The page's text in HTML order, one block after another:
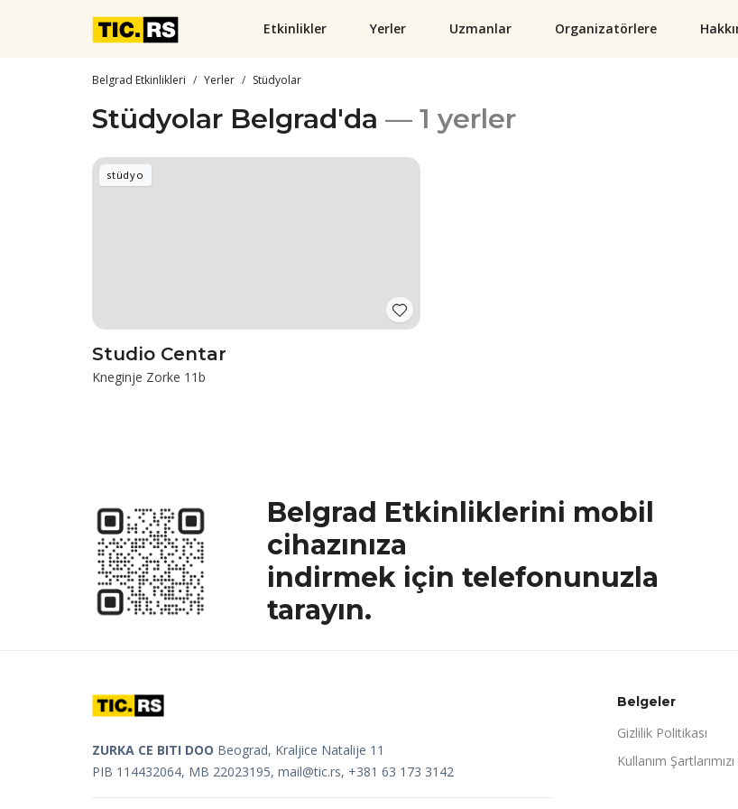
Etkinlikler Yerler Uzmanlar Organizatörlere
Belgrad Etkinlikleri Yerler Stüdyolar
Stüdyolar Belgrad'da — 1 yerler
stüdyo
Studio Centar
Kneginje Zorke 11b
Belgrad Etkinliklerini mobil
cihazınıza
indirmek için telefonunuzla
tarayın.
ZURKA CE BITI DOO Beograd, Kraljice Natalije 11
PIB 114432064, MB 22023195, mail@tic.rs, +381 63 173 3142
Belgeler
Gizlilik Politikası
Kullanım